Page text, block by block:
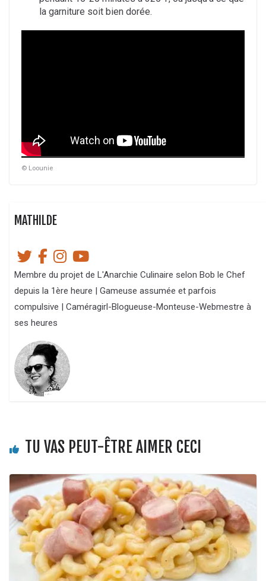
la garniture soit bien dorée.
© Loounie
MATHILDE
Membre du projet de L'Anarchie Culinaire selon Bob le Chef
depuis la 1ère heure | Gameuse assumée et parfois
compulsive | Caméragirl-Blogueuse-Monteuse-Webmestre à
ses heures
TU VAS PEUT-ÊTRE AIMER CECI